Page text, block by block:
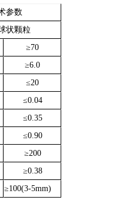
参数
状颗粒
≥70
≥6.0
≤20
≤0.04
≤0.35
≤0.90
≥200
≥0.38
≥100(3-5mm)